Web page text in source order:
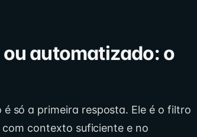
automatizado: o
só a primeira resposta. Ele é o filtro
contexto suficiente e no